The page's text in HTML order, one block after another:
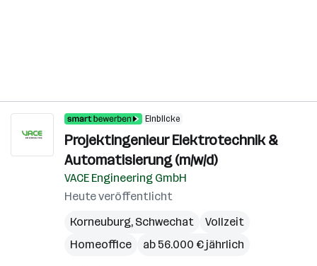
Einblicke
Projektingenieur Elektrotechnik &
Automatisierung (m/w/d)
VACE Engineering GmbH
Heute veröffentlicht
Korneuburg, Schwechat
Vollzeit
Homeoffice
ab 56.000 € jährlich